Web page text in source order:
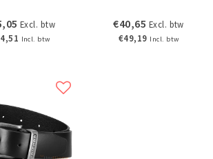
Excl. btw
Incl. btw
€40,65 Excl. btw
€49,19 Incl. btw